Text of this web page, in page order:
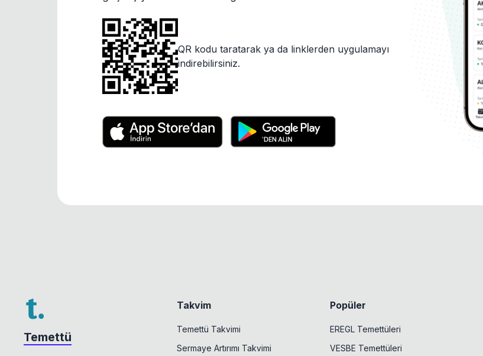
QR kodu taratarak ya da linklerden uygulamayı
indirebilirsiniz.
Temettü
Takvim
Temettü Takvimi
Sermaye Artırımı Takvimi
Popüler
EREGL Temettüleri
VESBE Temettüleri